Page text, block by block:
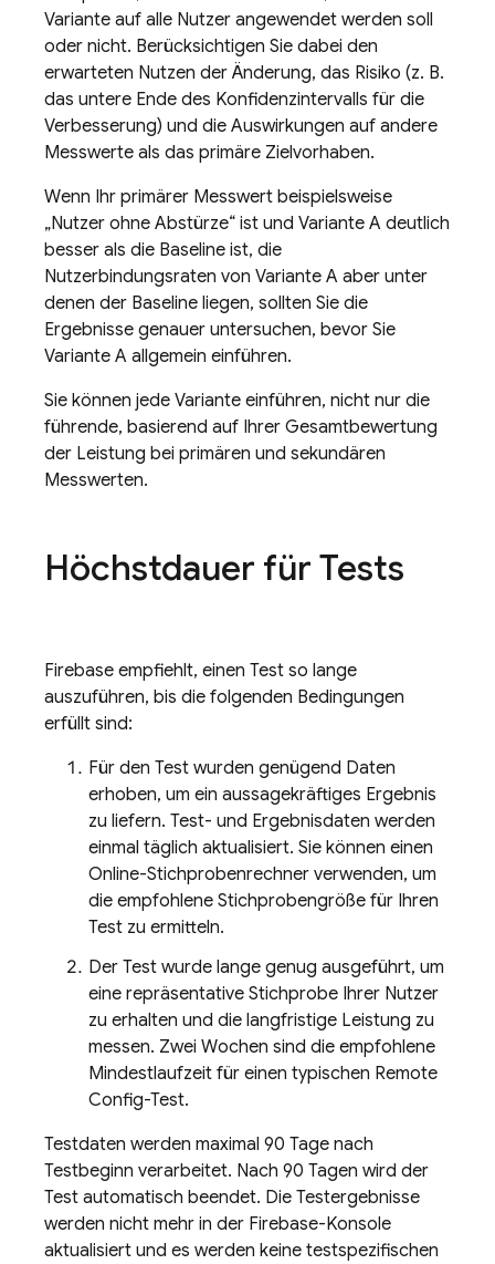
Variante auf alle Nutzer angewendet werden soll
oder nicht. Berücksichtigen Sie dabei den
erwarteten Nutzen der Änderung, das Risiko (z. B.
das untere Ende des Konfidenzintervalls für die
Verbesserung) und die Auswirkungen auf andere
Messwerte als das primäre Zielvorhaben.
Wenn Ihr primärer Messwert beispielsweise
„Nutzer ohne Abstürze“ ist und Variante A deutlich
besser als die Baseline ist, die
Nutzerbindungsraten von Variante A aber unter
denen der Baseline liegen, sollten Sie die
Ergebnisse genauer untersuchen, bevor Sie
Variante A allgemein einführen.
Sie können jede Variante einführen, nicht nur die
führende, basierend auf Ihrer Gesamtbewertung
der Leistung bei primären und sekundären
Messwerten.
Höchstdauer für Tests
Firebase empfiehlt, einen Test so lange
auszuführen, bis die folgenden Bedingungen
erfüllt sind:
Für den Test wurden genügend Daten
erhoben, um ein aussagekräftiges Ergebnis
zu liefern. Test- und Ergebnisdaten werden
einmal täglich aktualisiert. Sie können einen
Online-Stichprobenrechner verwenden, um
die empfohlene Stichprobengröße für Ihren
Test zu ermitteln.
Der Test wurde lange genug ausgeführt, um
eine repräsentative Stichprobe Ihrer Nutzer
zu erhalten und die langfristige Leistung zu
messen. Zwei Wochen sind die empfohlene
Mindestlaufzeit für einen typischen Remote
Config-Test.
Testdaten werden maximal 90 Tage nach
Testbeginn verarbeitet. Nach 90 Tagen wird der
Test automatisch beendet. Die Testergebnisse
werden nicht mehr in der Firebase-Konsole
aktualisiert und es werden keine testspezifischen